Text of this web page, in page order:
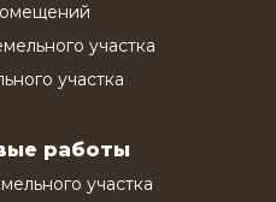
участка
участка
работы
участка